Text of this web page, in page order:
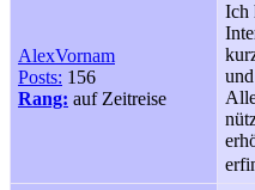
AlexVornam
Posts: 156
Rang: auf Zeitreise
Ich